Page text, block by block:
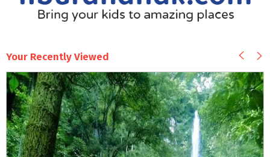
Your Recently Viewed